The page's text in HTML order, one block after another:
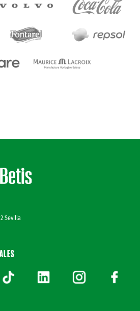
Sevilla